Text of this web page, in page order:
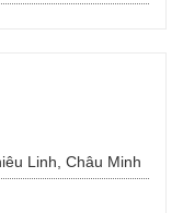
Linh, Châu Minh